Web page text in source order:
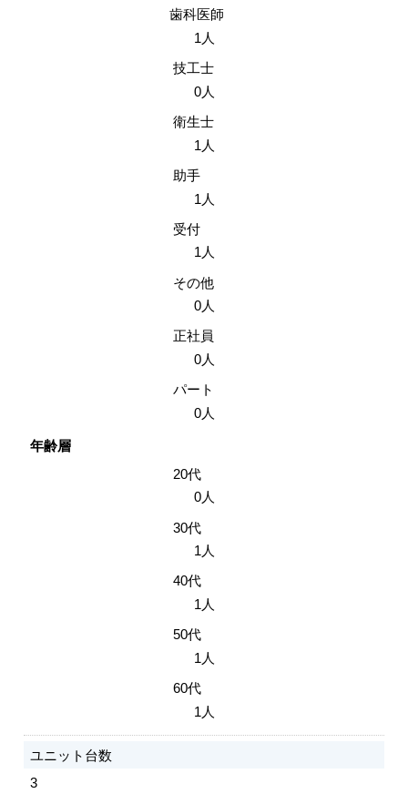
歯科医師
1人
技工士
0人
衛生士
1人
助手
1人
受付
1人
その他
0人
正社員
0人
パート
0人
年齢層
20代
0人
30代
1人
40代
1人
50代
1人
60代
1人
ユニット台数
3